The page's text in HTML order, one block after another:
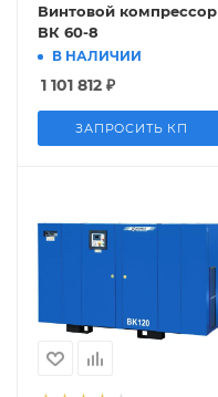
Винтовой компрессор
ВК 60-8
В НАЛИЧИИ
1 101 812 ₽
ЗАПРОСИТЬ КП